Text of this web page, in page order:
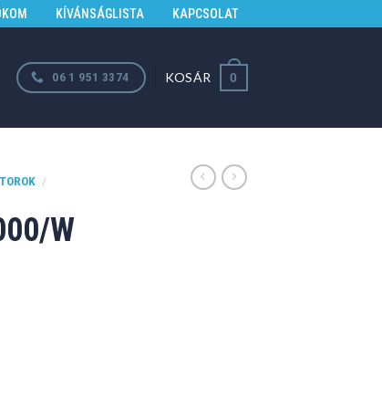
KÍVÁNSÁGLISTA KAPCSOLAT
06 1 951 3374 KOSÁR 0
/
W